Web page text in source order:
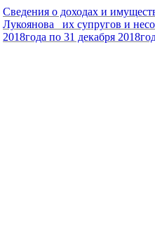
Сведения о доходах и
Лукоянова их супругов и
2018года по 31 декабря